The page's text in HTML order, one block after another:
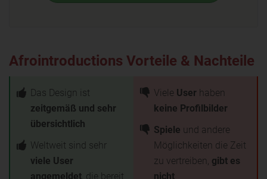
Afrointroductions Vorteile & Nachteile
Das Design ist
zeitgemäß und sehr
übersichtlich
Weltweit sind sehr
viele User
angemeldet, die bereit
Viele User haben
keine Profilbilder
Spiele und andere
Möglichkeiten die Zeit
zu vertreiben, gibt es
nicht